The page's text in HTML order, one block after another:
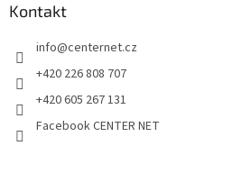
Kontakt
info@centernet.cz
+420 226 808 707
+420 605 267 131
Facebook CENTER NET